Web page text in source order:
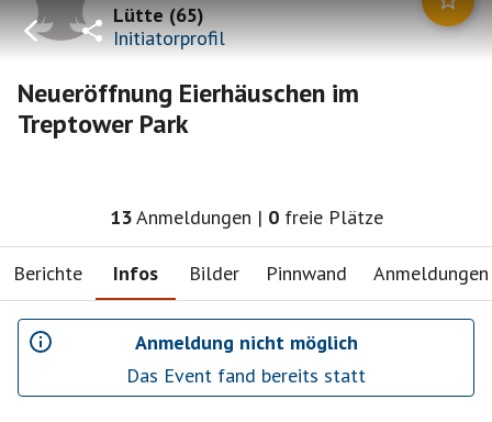
Lütte(65)
Initiatorprofil
Neueröffnung Eierhäuschen im
Treptower Park
13Anmeldungen | 0 freie Plätze
Berichte Infos Bilder Pinnwand Anmeldungen
Anmeldung nicht möglich
Das Event fand bereits statt